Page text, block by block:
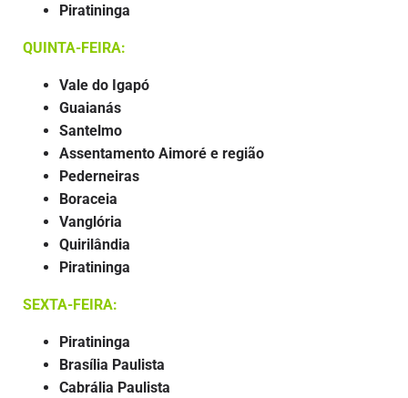
Piratininga
QUINTA-FEIRA:
Vale do Igapó
Guaianás
Santelmo
Assentamento Aimoré e região
Pederneiras
Boraceia
Vanglória
Quirilândia
Piratininga
SEXTA-FEIRA:
Piratininga
Brasília Paulista
Cabrália Paulista